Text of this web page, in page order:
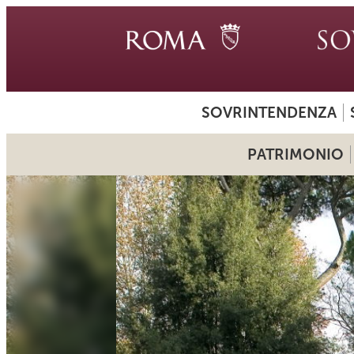
SOVRINTENDENZA
PATRIMONIO